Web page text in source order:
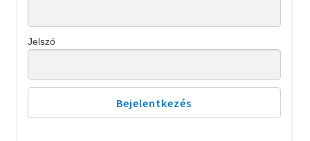
Jelszó